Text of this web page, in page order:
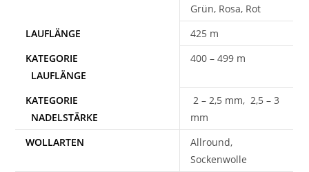
Grün, Rosa, Rot
425 m
400 – 499 m
2 – 2,5 mm, 2,5 – 3
mm
WOLLARTEN
Allround,
Sockenwolle